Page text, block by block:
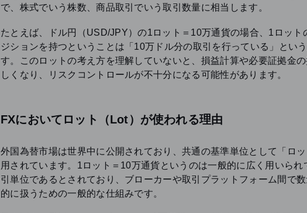
で、株式でいう株数、商品取引でいう取引数量に相当します。
たとえば、ドル円（USD/JPY）の1ロット＝10万通貨の場合、1ロット
ジションを持つということは「10万ドル分の取引を行っている」とい
す。このロットの考え方を理解していないと、損益計算や必要証拠金
しくなり、リスクコントロールが不十分になる可能性があります。
FXにおいてロット（Lot）が使われる理由
外国為替市場は世界中に公開されており、共通の基準単位として「ロ
用されています。1ロット＝10万通貨というのは一般的に広く用いられ
引単位であるとされており、ブローカーや取引プラットフォーム間で
的に扱うための一般的な仕組みです。